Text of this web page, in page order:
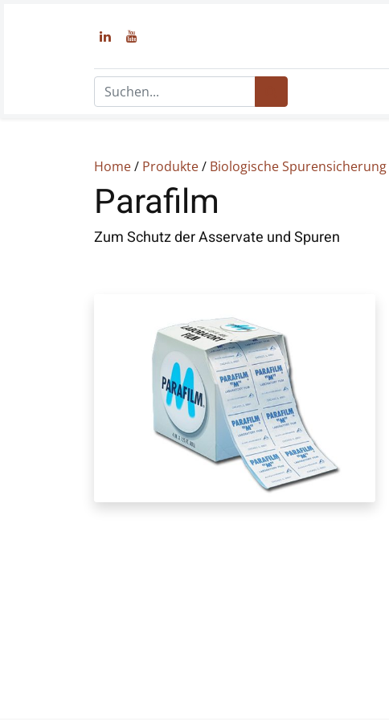
Home/ Produkte/ Biologische Spurensicherung
Parafilm
Zum Schutz der Asservate und Spuren